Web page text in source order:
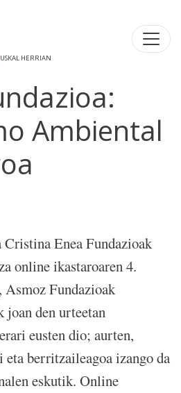
HERRIAN
Ambiental
Enea Fundazioak
online ikastaroaren 4.
Asmoz Fundazioak
joan den urteetan
eusten dio; aurten,
berritzaileagoa izango da
eskutik. Online